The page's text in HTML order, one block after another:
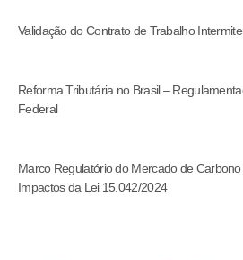
Validação do Contrato de Trabalho
Reforma Tributária no Brasil –
Federal
Marco Regulatório do Mercado de
Impactos da Lei 15.042/2024